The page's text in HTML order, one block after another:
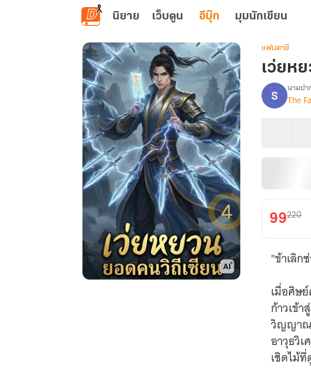
ข้ามไปยังเนื้อหาหลัก
นิยาย เว็บตูน อีบุ๊ก มุมนักเขียน
แฟนตาซี
เว่ยห
เรื่อง
เว่ย
วิถี
นามปา
The
99220
"ข้าเลิก
เมื่อศิษ
ก้าวเข้
วิญญาณ
อาวุธวิ
เชิดไม้